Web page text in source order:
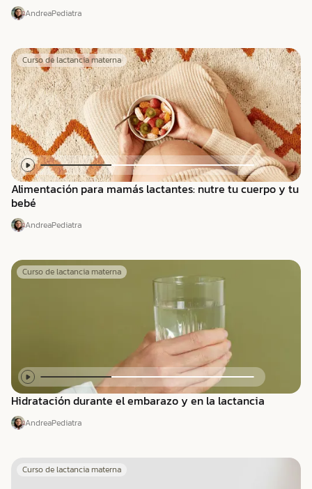
AndreaPediatra
Curso de lactancia materna
Alimentación para mamás lactantes: nutre tu cuerpo y tu
bebé
AndreaPediatra
Curso de lactancia materna
Hidratación durante el embarazo y en la lactancia
AndreaPediatra
Curso de lactancia materna